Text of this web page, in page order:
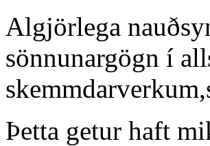
Algjörlega
sönnunargögn í
Þetta getur haft